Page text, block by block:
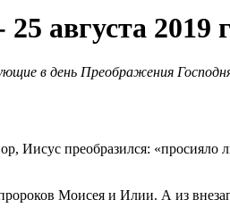
августа 2019
в день Преображения
Иисус преобразился: «просияло
Моисея и Илии. А из